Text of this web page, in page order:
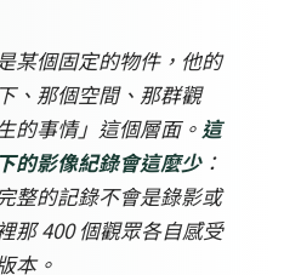
某個固定的物件，他的
、那個空間、那群觀
的事情」這個層面。 這
的影像紀錄會這麼少：
整的記錄不會是錄影或
那 400 個觀眾各自感受
本。